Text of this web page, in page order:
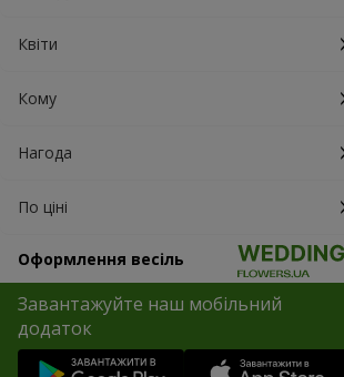
Квіти
Кому
Нагода
По ціні
Оформлення весіль
Завантажуйте наш мобільний
додаток